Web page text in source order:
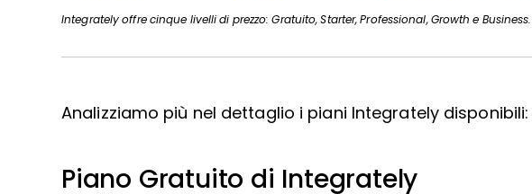
Integrately offre cinque livelli di prezzo: Gratuito, Starter, Professional, Growth e Business.
Analizziamo più nel dettaglio i piani Integrately disponibili:
Piano Gratuito di Integrately